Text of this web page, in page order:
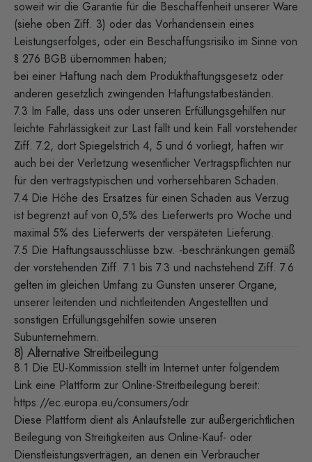
soweit wir die Garantie für die Beschaffenheit unserer Ware
(siehe oben Ziff. 3) oder das Vorhandensein eines
Leistungserfolges, oder ein Beschaffungsrisiko im Sinne von
§ 276 BGB übernommen haben;
bei einer Haftung nach dem Produkthaftungsgesetz oder
anderen gesetzlich zwingenden Haftungstatbeständen.
7.3 Im Falle, dass uns oder unseren Erfüllungsgehilfen nur
leichte Fahrlässigkeit zur Last fällt und kein Fall vorstehender
Ziff. 7.2, dort Spiegelstrich 4, 5 und 6 vorliegt, haften wir
auch bei der Verletzung wesentlicher Vertragspflichten nur
für den vertragstypischen und vorhersehbaren Schaden.
7.4 Die Höhe des Ersatzes für einen Schaden aus Verzug
ist begrenzt auf von 0,5% des Lieferwerts pro Woche und
maximal 5% des Lieferwerts der verspäteten Lieferung.
7.5 Die Haftungsausschlüsse bzw. -beschränkungen gemäß
der vorstehenden Ziff. 7.1 bis 7.3 und nachstehend Ziff. 7.6
gelten im gleichen Umfang zu Gunsten unserer Organe,
unserer leitenden und nichtleitenden Angestellten und
sonstigen Erfüllungsgehilfen sowie unseren
Subunternehmern.
8) Alternative Streitbeilegung
8.1 Die EU-Kommission stellt im Internet unter folgendem
Link eine Plattform zur Online-Streitbeilegung bereit:
https://ec.europa.eu/consumers/odr
Diese Plattform dient als Anlaufstelle zur außergerichtlichen
Beilegung von Streitigkeiten aus Online-Kauf- oder
Dienstleistungsverträgen, an denen ein Verbraucher